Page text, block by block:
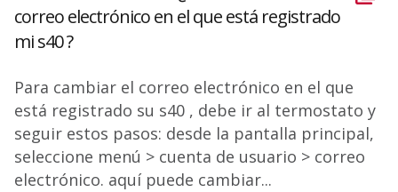
correo electrónico en el que está registrado
mi s40 ?
Para cambiar el correo electrónico en el que
está registrado su s40 , debe ir al termostato y
seguir estos pasos: desde la pantalla principal,
seleccione menú > cuenta de usuario > correo
electrónico. aquí puede cambiar...